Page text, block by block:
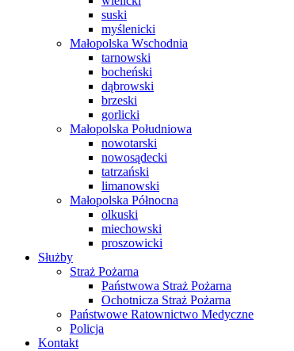
suski
myślenicki
Małopolska Wschodnia
tarnowski
bocheński
dąbrowski
brzeski
gorlicki
Małopolska Południowa
nowotarski
nowosądecki
tatrzański
limanowski
Małopolska Północna
olkuski
miechowski
proszowicki
Służby
Straż Pożarna
Państwowa Straż Pożarna
Ochotnicza Straż Pożarna
Państwowe Ratownictwo Medyczne
Policja
Kontakt